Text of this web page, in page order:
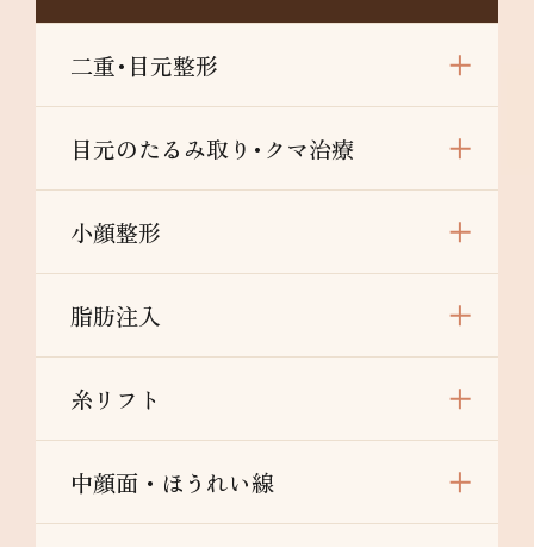
二重･目元整形
目元のたるみ取り･クマ治療
小顔整形
脂肪注入
糸リフト
中顔面・ほうれい線